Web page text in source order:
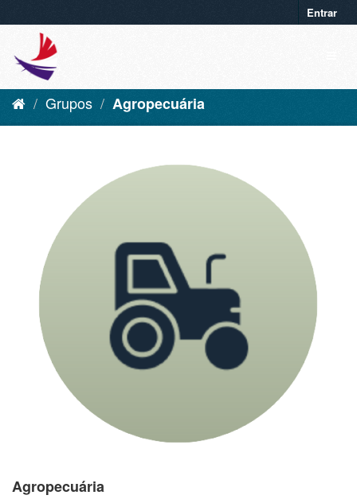
Entrar
Grupos Agropecuária
Agropecuária